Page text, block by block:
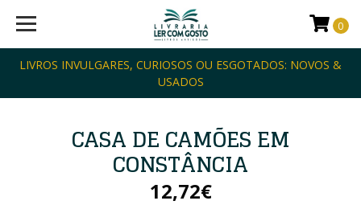
LIVROS INVULGARES, CURIOSOS OU ESGOTADOS: NOVOS &
USADOS
0
CASA DE CAMÕES EM
CONSTÂNCIA
12,72€